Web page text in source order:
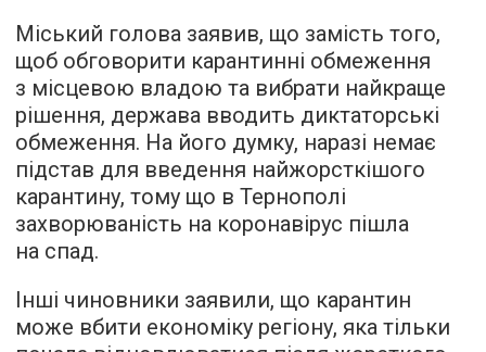
Міський голова заявив, що замість того,
щоб обговорити карантинні обмеження
з місцевою владою та вибрати найкраще
рішення, держава вводить диктаторські
обмеження. На його думку, наразі немає
підстав для введення найжорсткішого
карантину, тому що в Тернополі
захворюваність на коронавірус пішла
на спад.
Інші чиновники заявили, що карантин
може вбити економіку регіону, яка тільки